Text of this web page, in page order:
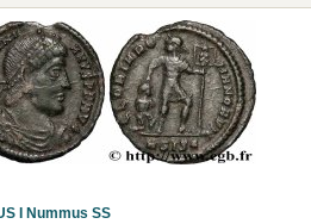
I Nummus SS